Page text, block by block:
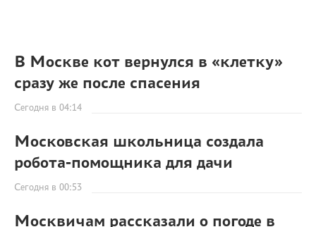
В Москве кот вернулся в «клетку»
сразу же после спасения
Сегодня в 04:14
Московская школьница создала
робота-помощника для дачи
Сегодня в 00:53
Москвичам рассказали о погоде в